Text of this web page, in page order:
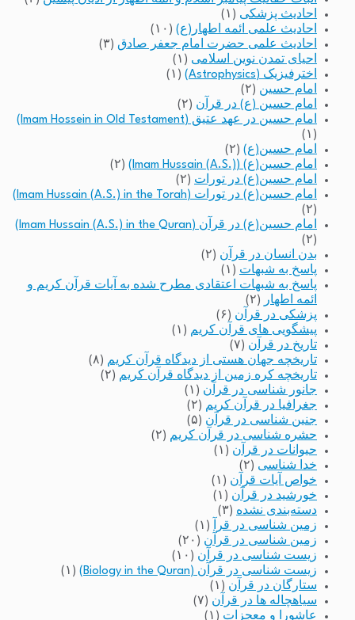
احادیث پزشکی (۱)
احادیث علمی ائمه اطهار(ع) (۱۰)
احادیث علمی حضرت امام جعفر صادق (۳)
احیای تمدن نوین اسلامی (۱)
اخترفیزیک (Astrophysics)
(۱)
امام حسین (۲)
امام حسین (ع) در قرآن (۲)
امام حسین در عهد عتیق (Imam Hossein in Old Testament)
(۱)
امام حسین(ع) (۲)
امام حسین(ع) (Imam Hussain (A.S.))
(۲)
امام حسین(ع) در تورات (۲)
امام حسین(ع) در تورات (Imam Hussain (A.S.) in the Torah)
(۲)
امام حسین(ع) در قرآن (Imam Hussain (A.S.) in the Quran)
(۲)
بدن انسان در قرآن (۲)
پاسخ به شبهات (۱)
پاسخ به شبهات اعتقادی مطرح شده به آیات قرآن کریم و
ائمه اطهار
(۲)
پزشکی در قرآن (۶)
پیشگویی های قرآن کریم (۱)
تاریخ در قرآن (۷)
تاریخچه جهان هستی از دیدگاه قرآن کریم (۸)
تاریخچه کره زمین از دیدگاه قرآن کریم (۲)
جانور شناسی در قرآن (۱)
جغرافیا در قرآن کریم (۲)
جنین شناسی در قرآن (۵)
حشره شناسی در قرآن کریم (۲)
حیوانات در قرآن (۱)
خدا شناسی (۲)
خواص آیات قرآن (۱)
خورشید در قرآن (۱)
دسته‌بندی نشده (۳)
زمین شناسی در قرآ
(۱)
زمین شناسی در قرآن (۲۰)
زیست شناسی در قرآن (۱۰)
زیست شناسی در قرآن (Biology in the Quran)
(۱)
ستارگان در قرآن (۱)
سیاهچاله ها در قرآن (۷)
عاشورا و معجزات (۱)